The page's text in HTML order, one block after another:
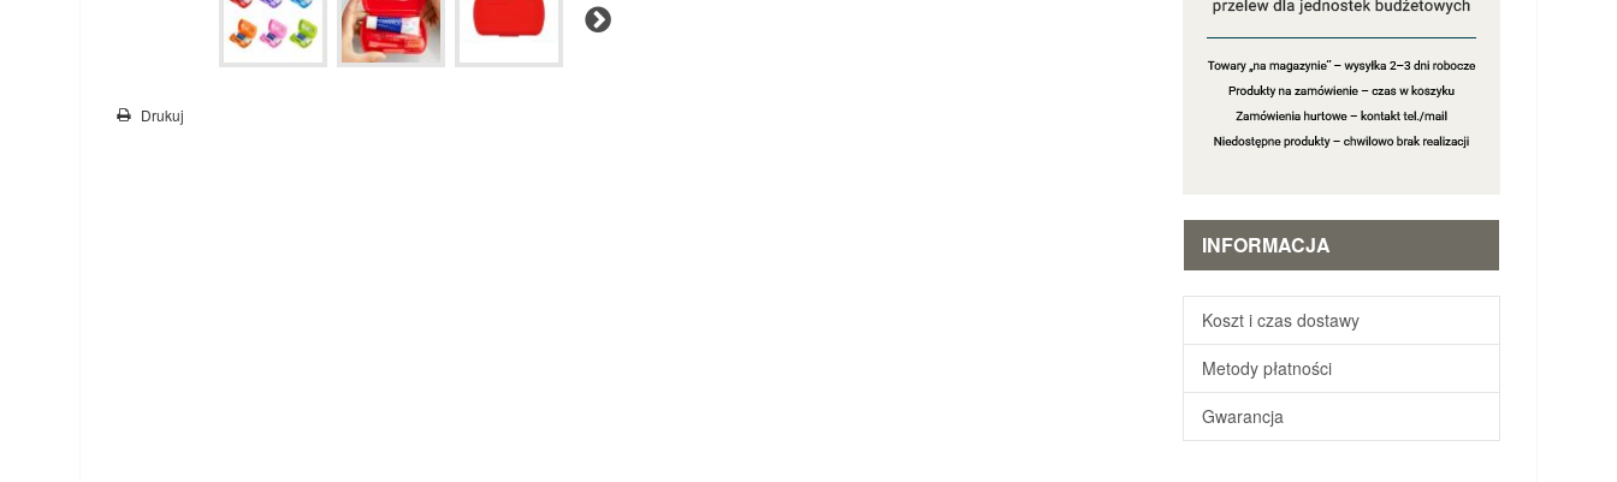
Następny
Drukuj
INFORMACJA
Koszt i czas dostawy
Metody płatności
Gwarancja